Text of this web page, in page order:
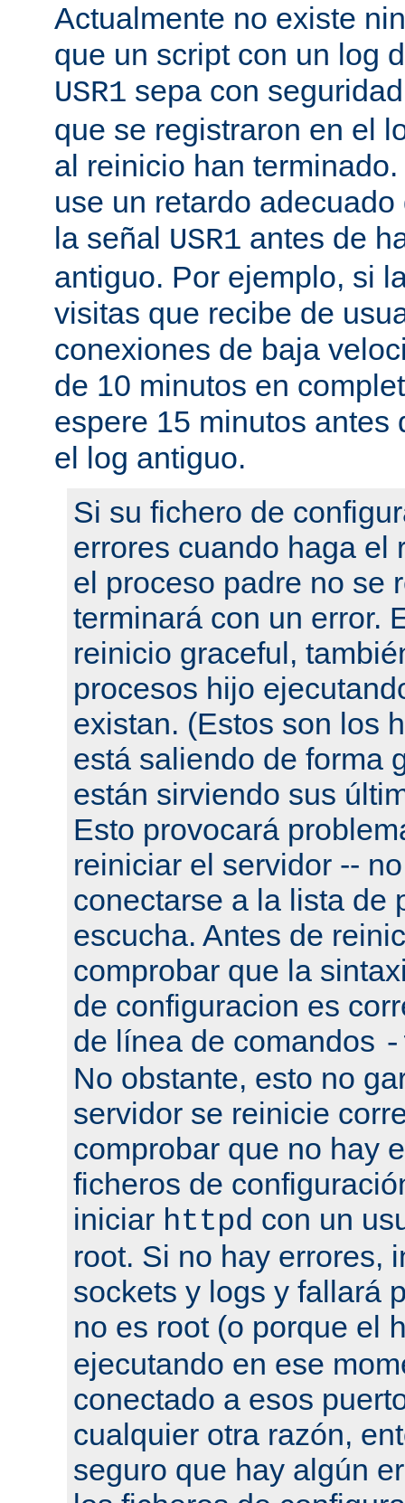
Actualmente no existe
que un script con un log
USR1 sepa con
que se registraron en el
al reinicio han
use un retardo
la señal USR1 antes de
antiguo. Por ejemplo, si
visitas que recibe de
conexiones de baja
de 10 minutos en
espere 15 minutos antes
el log antiguo.
Si su fichero de
errores cuando haga el
el proceso padre no se
terminará con un error.
reinicio graceful,
procesos hijo
existan. (Estos son los
está saliendo de forma
están sirviendo sus
Esto provocará
reiniciar el servidor --
conectarse a la lista de
escucha. Antes de
comprobar que la
de configuracion es
de línea de comandos
No obstante, esto no
servidor se reinicie
comprobar que no hay
ficheros de
iniciar httpd con un
root. Si no hay errores,
sockets y logs y fallará
no es root (o porque el
ejecutando en ese
conectado a esos
cualquier otra razón,
seguro que hay algún